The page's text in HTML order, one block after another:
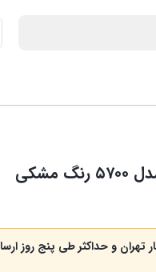
تهران و حداکثر طی پنج روز